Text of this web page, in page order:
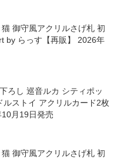
御守風アクリルさげ札 初
by らっす【再販】 2026年
ろし 巡音ルカ シティポッ
ルストイ アクリルカード2枚
月19日発売
御守風アクリルさげ札 初